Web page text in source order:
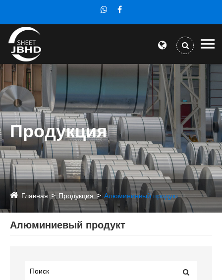
Продукция
Главная Продукция Алюминиевый продукт
Алюминиевый продукт